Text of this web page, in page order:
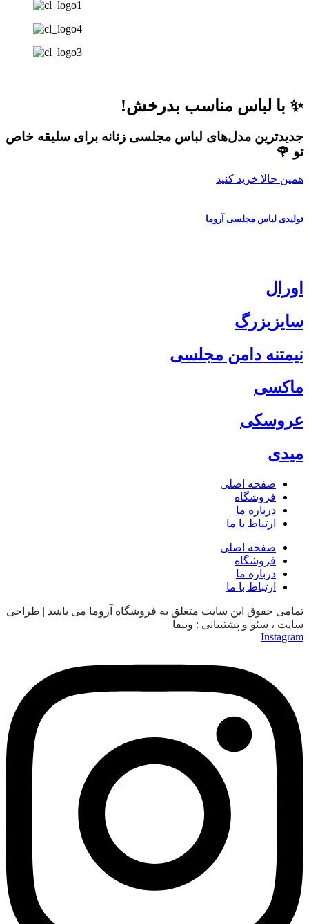
✨ با لباس مناسب بدرخش!
جدیدترین مدل‌های لباس مجلسی زنانه برای سلیقه خاص
تو 🌹
همین حالا خرید کنید
تولیدی لباس مجلسی آروما
اورال
سایزبزرگ
نیمتنه دامن مجلسی
ماکسی
عروسکی
میدی
صفحه اصلی
فروشگاه
درباره ما
ارتباط با ما
صفحه اصلی
فروشگاه
درباره ما
ارتباط با ما
تمامی حقوق این سایت متعلق به فروشگاه آروما می باشد | طراحی
سایت ، سئو و پشتیبانی : وبیفا
Instagram